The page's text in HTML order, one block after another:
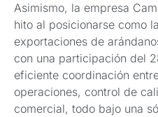
Asimismo, la empresa
hito al posicionarse como
exportaciones de
con una participación del
eficiente coordinación
operaciones, control de
comercial, todo bajo una